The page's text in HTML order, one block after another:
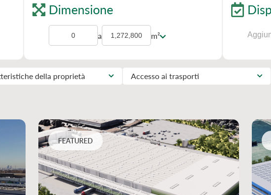
Dimensione
a m²
della proprietà Accesso ai trasporti
FEATURED